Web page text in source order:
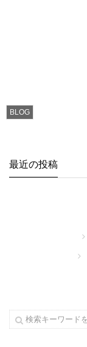
BLOG
最近の投稿